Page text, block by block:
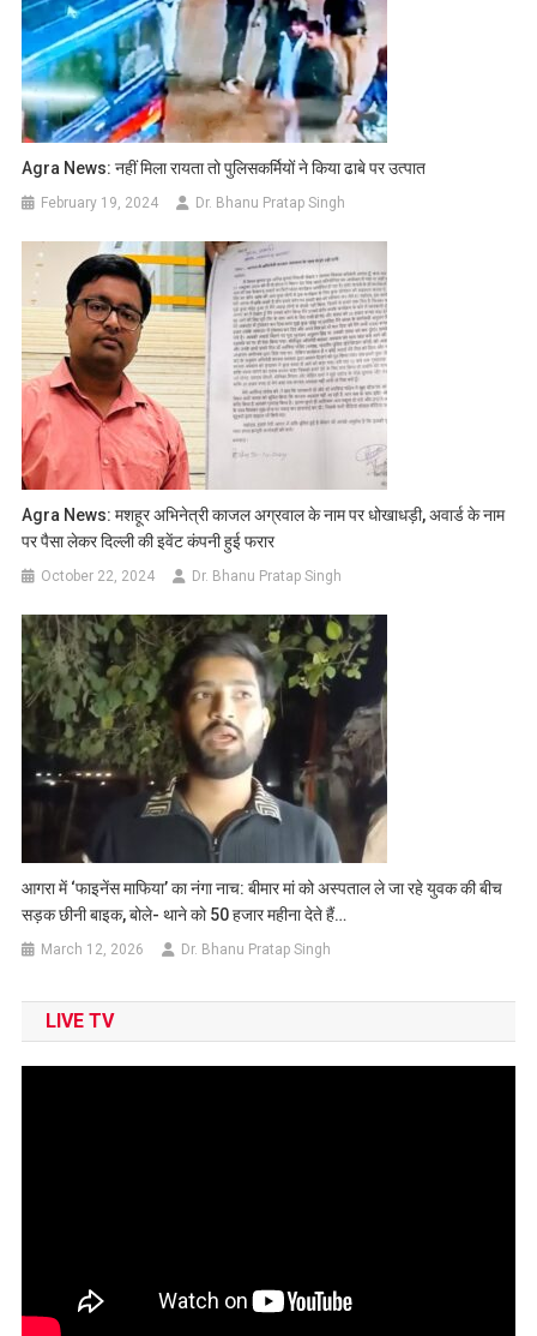
Agra News: नहीं मिला रायता तो पुलिसकर्मियों ने किया ढाबे पर उत्पात
February 19, 2024 Dr. Bhanu Pratap Singh
Agra News: मशहूर अभिनेत्री काजल अग्रवाल के नाम पर धोखाधड़ी, अवार्ड के नाम
पर पैसा लेकर दिल्ली की इवेंट कंपनी हुई फरार
October 22, 2024 Dr. Bhanu Pratap Singh
आगरा में ‘फाइनेंस माफिया’ का नंगा नाच: बीमार मां को अस्पताल ले जा रहे युवक की बीच
सड़क छीनी बाइक, बोले- थाने को 50 हजार महीना देते हैं…
March 12, 2026 Dr. Bhanu Pratap Singh
LIVE TV